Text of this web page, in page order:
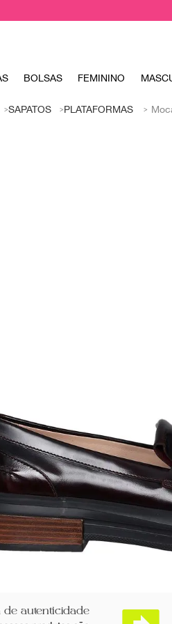
BOLSAS FEMININO
SAPATOS PLATAFORMAS
de autenticidade